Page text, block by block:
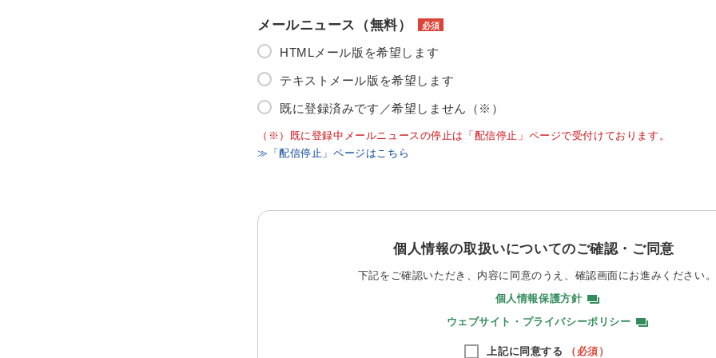
メールニュース（無料） 必須
HTMLメール版を希望します
テキストメール版を希望します
既に登録済みです／希望しません（※）
（※）既に登録中メールニュースの停止は「配信停止」ページで受付けております。
≫「配信停止」ページはこちら
個人情報の取扱いについてのご確認・ご同意
下記をご確認いただき、内容に同意のうえ、 確認画面にお進みください。
個人情報保護方針
ウェブサイト・プライバシーポリシー
上記に同意する （必須）